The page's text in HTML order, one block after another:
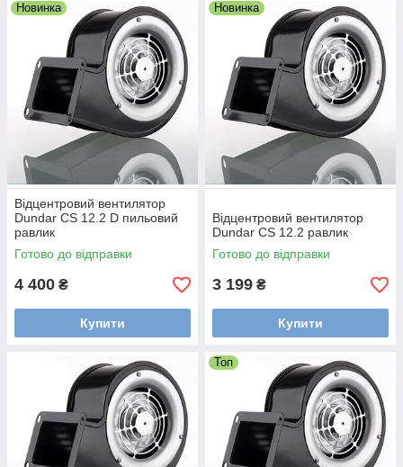
Новинка
Відцентровий вентилятор
Dundar CS 12.2 D пильовий
равлик
Готово до відправки
4 400 ₴
Купити
Новинка
Відцентровий вентилятор
Dundar CS 12.2 равлик
Готово до відправки
3 199 ₴
Купити
Топ